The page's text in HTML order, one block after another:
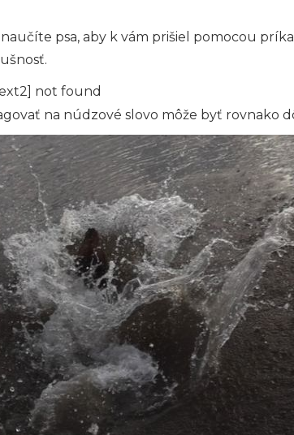
psa, aby k vám prišiel pomocou
not found
na núdzové slovo môže byť rovnako